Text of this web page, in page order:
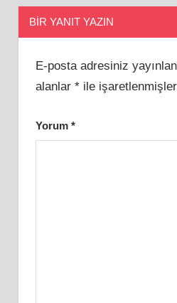
BIR YANIT YAZIN
E-posta adresiniz
alanlar *ile
Yorum *